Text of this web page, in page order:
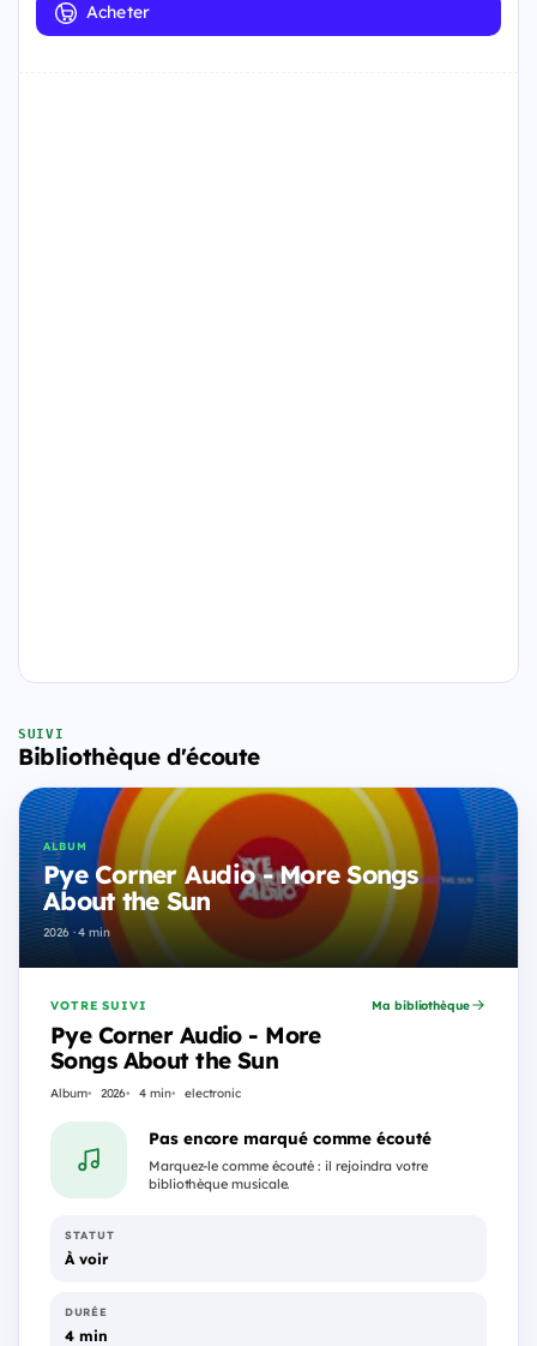
Acheter
SUIVI
Bibliothèque d'écoute
ALBUM
Pye Corner Audio - More Songs
About the Sun
2026 · 4 min
VOTRE SUIVI
Pye Corner Audio - More
Songs About the Sun
Album 2026 4 min electronic
Ma bibliothèque
Pas encore marqué comme écouté
Marquez-le comme écouté : il rejoindra votre
bibliothèque musicale.
STATUT
À voir
DURÉE
4 min